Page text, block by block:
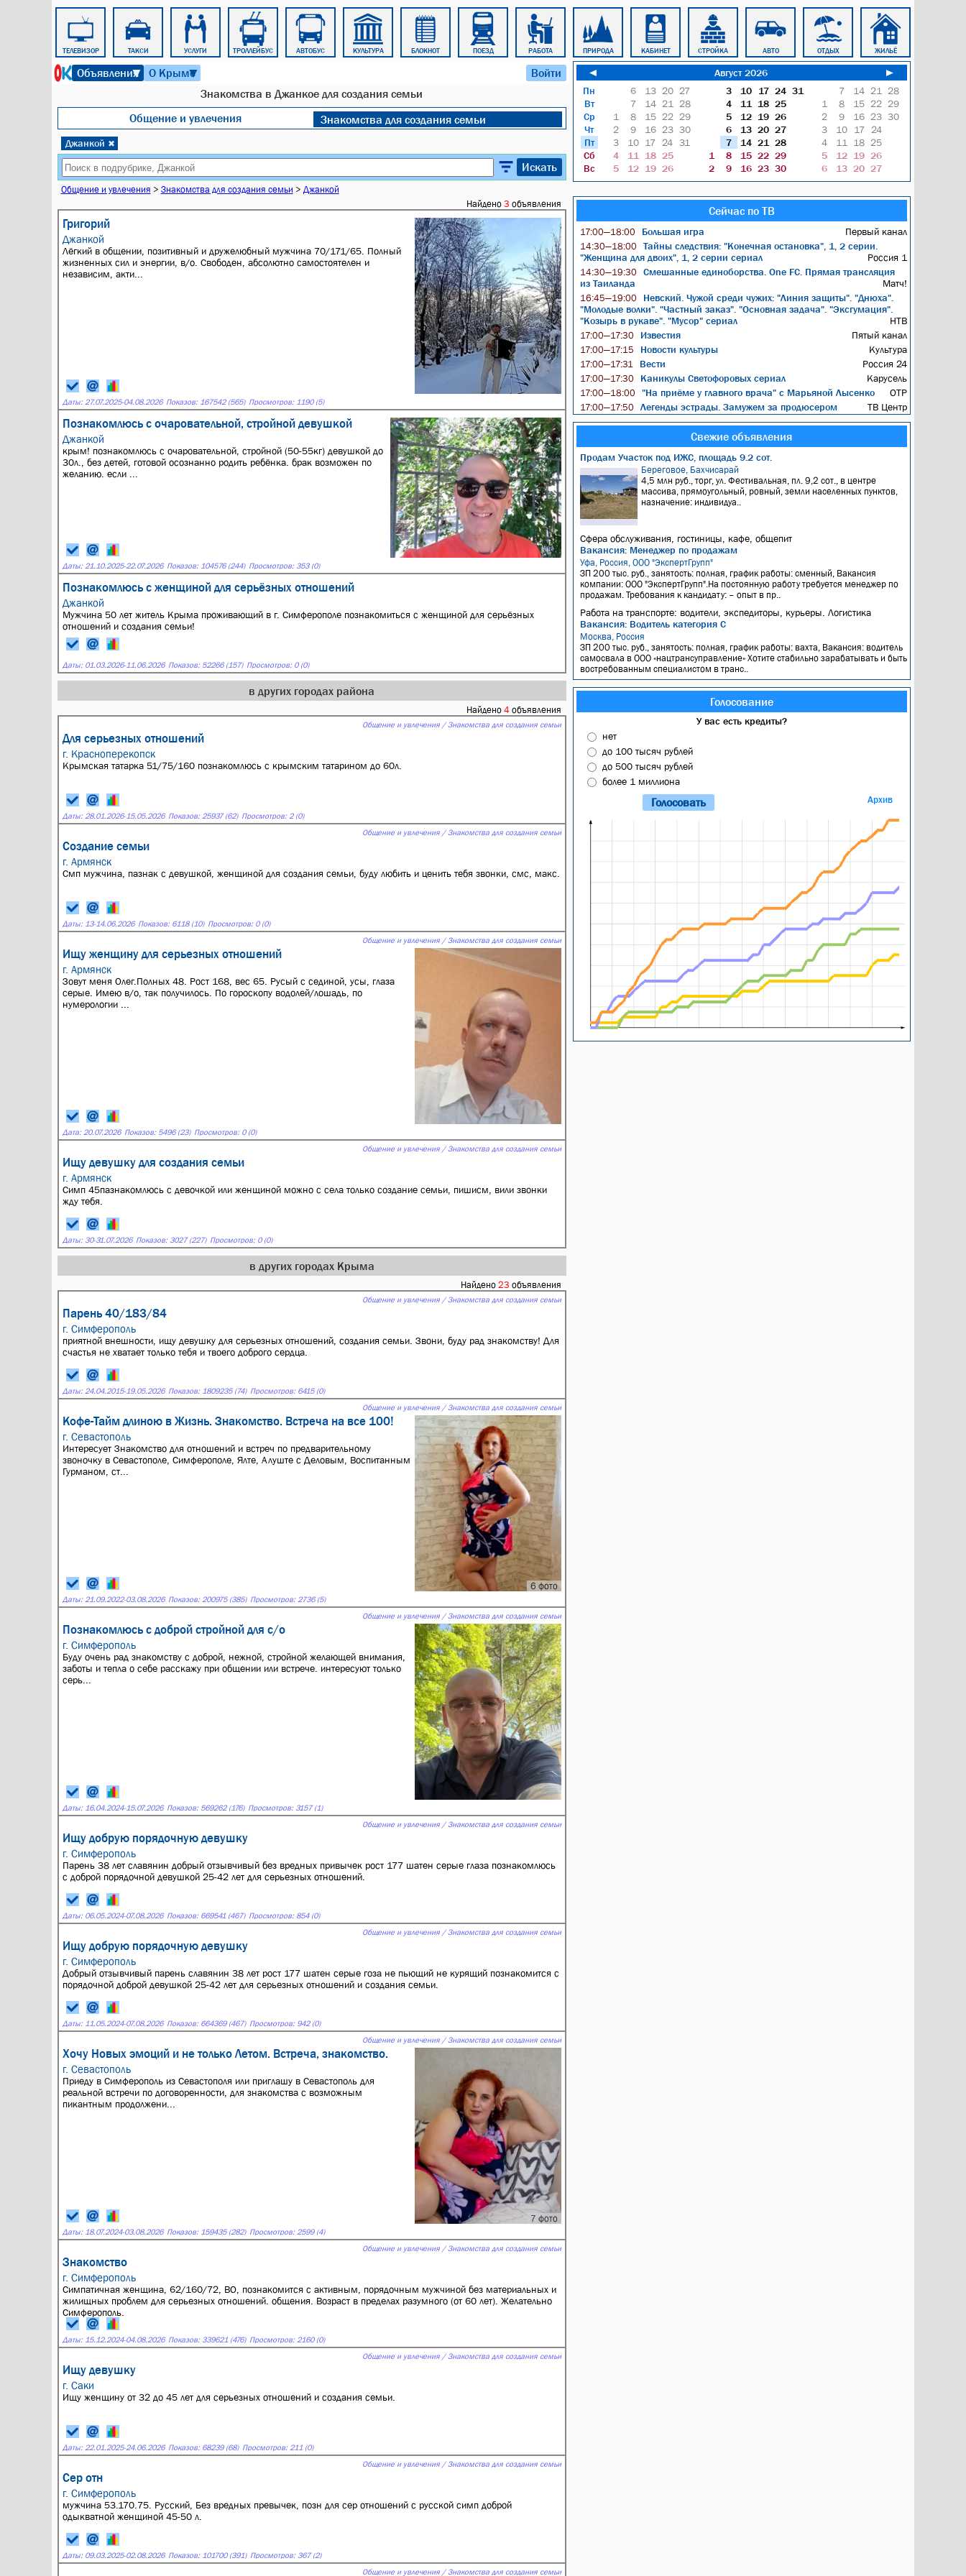
ТЕЛЕВИЗОР ТАКСИ УСЛУГИ ТРОЛЛЕЙБУС АВТОБУС КУЛЬТУРА БЛОКНОТ ПОЕЗД РАБОТА ПРИРОДА КАБИНЕТ СТРОЙКА АВТО ОТДЫХ ЖИЛЬЁ
Объявления
▼ О Крыме
▼ Войти
Знакомства в Джанкое для создания семьи
Общение и увлечения
Знакомства для создания семьи
Джанкой ✖
Искать
Общение и увлечения > Знакомства для создания семьи > Джанкой
Найдено 3 объявления
Григорий
Джанкой
Лёгкий в общении, позитивный и дружелюбный мужчина 70/171/65. Полный
жизненных сил и энергии, в/о. Свободен, абсолютно самостоятелен и
независим, акти...
Даты: 27.07.2025-04.08.2026 Показов: 167542 (565) Просмотров: 1190 (5)
Познакомлюсь с очаровательной, стройной девушкой
Джанкой
крым! познакомлюсь с очаровательной, стройной (50-55кг) девушкой до
30л., без детей, готовой осознанно родить ребёнка. брак возможен по
желанию. если ...
Даты: 21.10.2025-22.07.2026 Показов: 104576 (244) Просмотров: 353 (0)
Познакомлюсь с женщиной для серьёзных отношений
Джанкой
Мужчина 50 лет житель Крыма проживающий в г. Симферополе познакомиться с женщиной для серьёзных
отношений и создания семьи!
Даты: 01.03.2026-11.06.2026 Показов: 52266 (157) Просмотров: 0 (0)
в других городах района
Найдено 4объявления
Общение и увлечения / Знакомства для создания семьи
Для серьезных отношений
г. Красноперекопск
Крымская татарка 51/75/160 познакомлюсь с крымским татарином до 60л.
Даты: 28.01.2026-15.05.2026 Показов: 25937 (62) Просмотров: 2 (0)
Общение и увлечения / Знакомства для создания семьи
Создание семьи
г. Армянск
Смп мужчина, пазнак с девушкой, женщиной для создания семьи, буду любить и ценить тебя звонки, смс, макс.
Даты: 13-14.06.2026 Показов: 6118 (10) Просмотров: 0 (0)
Общение и увлечения / Знакомства для создания семьи
Ищу женщину для серьезных отношений
г. Армянск
Зовут меня Олег.Полных 48. Рост 168, вес 65. Русый с сединой, усы, глаза
серые. Имею в/о, так получилось. По гороскопу водолей/лошадь, по
нумерологии ...
Дата: 20.07.2026 Показов: 5496 (23) Просмотров: 0 (0)
Общение и увлечения / Знакомства для создания семьи
Ищу девушку для создания семьи
г. Армянск
Симп 45пазнакомлюсь с девочкой или женщиной можно с села только создание семьи, пишисм, вили звонки
жду тебя.
Даты: 30-31.07.2026 Показов: 3027 (227) Просмотров: 0 (0)
в других городах Крыма
Найдено 23 объявления
Общение и увлечения / Знакомства для создания семьи
Парень 40/183/84
г. Симферополь
приятной внешности, ищу девушку для серьезных отношений, создания семьи. Звони, буду рад знакомству! Для
счастья не хватает только тебя и твоего доброго сердца.
Даты: 24.04.2015-19.05.2026 Показов: 1809235 (74) Просмотров: 6415 (0)
Общение и увлечения / Знакомства для создания семьи
Кофе-Тайм длиною в Жизнь. Знакомство. Встреча на все 100!
г. Севастополь
6 фото
Интересует Знакомство для отношений и встреч по предварительному
звоночку в Севастополе, Симферополе, Ялте, Алуште с Деловым, Воспитанным
Гурманом, ст...
Даты: 21.09.2022-03.08.2026 Показов: 200975 (385) Просмотров: 2736 (5)
Общение и увлечения / Знакомства для создания семьи
Познакомлюсь с доброй стройной для с/о
г. Симферополь
Буду очень рад знакомству с доброй, нежной, cтройной желающей внимания,
заботы и тепла о себе расскажу при общении или встрече. интересуют только
серь...
Даты: 16.04.2024-15.07.2026 Показов: 569262 (176) Просмотров: 3157 (1)
Общение и увлечения / Знакомства для создания семьи
Ищу добрую порядочную девушку
г. Симферополь
Парень 38 лет славянин добрый отзывчивый без вредных привычек рост 177 шатен серые глаза познакомлюсь
с доброй порядочной девушкой 25-42 лет для серьезных отношений.
Даты: 06.05.2024-07.08.2026 Показов: 669541 (467) Просмотров: 854 (0)
Общение и увлечения / Знакомства для создания семьи
Ищу добрую порядочную девушку
г. Симферополь
Добрый отзывчивый парень славянин 38 лет рост 177 шатен серые гоза не пьющий не курящий познакомится с
порядочной доброй девушкой 25-42 лет для серьезных отношений и создания семьи.
Даты: 11.05.2024-07.08.2026 Показов: 664369 (467) Просмотров: 942 (0)
Общение и увлечения / Знакомства для создания семьи
Хочу Новых эмоций и не только Летом. Встреча, знакомство.
г. Севастополь
7 фото
Приеду в Симферополь из Севастополя или приглашу в Севастополь для
реальной встречи по договоренности, для знакомства с возможным
пикантным продолжени...
Даты: 18.07.2024-03.08.2026 Показов: 159435 (282) Просмотров: 2599 (4)
Общение и увлечения / Знакомства для создания семьи
Знакомство
г. Симферополь
Симпатичная женщина, 62/160/72, ВО, познакомится с активным, порядочным мужчиной без материальных и
жилищных проблем для серьезных отношений. общения. Возраст в пределах разумного (от 60 лет). Желательно
Симферополь.
Даты: 15.12.2024-04.08.2026 Показов: 339621 (476) Просмотров: 2160 (0)
Общение и увлечения / Знакомства для создания семьи
Ищу девушку
г. Саки
Ищу женщину от 32 до 45 лет для серьезных отношений и создания семьи.
Даты: 22.01.2025-24.06.2026 Показов: 68239 (68) Просмотров: 211 (0)
Общение и увлечения / Знакомства для создания семьи
Сер отн
г. Симферополь
мужчина 53.170.75. Русский, Без вредных превычек, позн для сер отношений с русской симп доброй
одыкватной женщиной 45-50 л.
Даты: 09.03.2025-02.08.2026 Показов: 101700 (391) Просмотров: 367 (2)
Общение и увлечения / Знакомства для создания семьи
◄ Август 2026
►
Пн
Вт
Ср
Чт
Пт
Сб
Вс
6 13 20 27
7
14 21
28
1
8 15 22 29
2
9 16 23 30
3
10 17 24 31
4
11 18 25
5
12 19 26
3 10 17 24 31
4
11 18 25
5
12 19 26
6
13 20 27
7
14 21
28
1
8 15 22 29
2
9 16 23 30
7 14 21
28
1
8 15 22 29
2
9 16 23 30
3
10 17
24
4
11 18 25
5
12 19 26
6
13 20 27
Сейчас по ТВ
17:00—18:00 Большая игра Первый канал
14:30—18:00
Тайны следствия: "Конечная остановка", 1, 2 серии.
"Женщина для двоих", 1, 2 серии сериал
Россия 1
14:30—19:30
Смешанные единоборства. One FC. Прямая трансляция
из Таиланда
Матч!
16:45—19:00
Невский. Чужой среди чужих: "Линия защиты". "Днюха".
"Молодые волки". "Частный заказ". "Основная задача". "Эксгумация".
"Козырь в рукаве". "Мусор" сериал
НТВ
17:00—17:30 Известия Пятый канал
17:00—17:15 Новости культуры Культура
17:00—17:31 Вести Россия 24
17:00—17:30 Каникулы Светофоровых сериал Карусель
17:00—18:00 "На приёме у главного врача" с Марьяной Лысенко ОТР
17:00—17:50 Легенды эстрады. Замужем за продюсером ТВ Центр
Свежие объявления
Продам Участок под ИЖС, площадь 9.2 сот.
Береговое, Бахчисарай
4,5 млн руб., торг, ул. Фестивальная, пл. 9,2 сот., в центре
массива, прямоугольный, ровный, земли населенных пунктов,
назначение: индивидуа..
Сфера обслуживания, гостиницы, кафе, общепит
Вакансия: Менеджер по продажам
Уфа, Россия, ООО "ЭкспертГрупп"
ЗП 200 тыс. руб., занятость: полная, график работы: сменный, Вакансия
компании: ООО "ЭкспертГрупп".На постоянную работу требуется менеджер по
продажам. Требования к кандидату: – опыт в пр..
Работа на транспорте: водители, экспедиторы, курьеры. Логистика
Вакансия: Водитель категория С
Москва, Россия
ЗП 200 тыс. руб., занятость: полная, график работы: вахта, Вакансия: водитель
самосвала в ООО «нацтрансуправление» Хотите стабильно зарабатывать и быть
востребованным специалистом в транс..
Голосование
У вас есть кредиты?
нет
до 100 тысяч рублей
до 500 тысяч рублей
более 1 миллиона
Архив